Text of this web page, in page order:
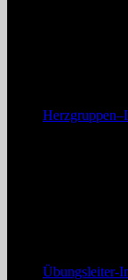
Übungsleiter-